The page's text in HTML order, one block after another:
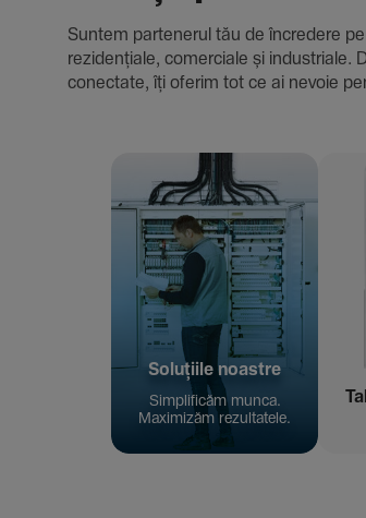
Suntem parte­nerul tău de încre­dere
rezi­den­țiale, comer­ciale și indus­triale.
conec­tate, îți oferim tot ce ai nevoie
Solu­țiile noastre
Simpli­ficăm munca.
Maxi­mizăm rezul­ta­tele.